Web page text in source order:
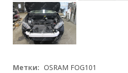
Метки: OSRAM FOG101